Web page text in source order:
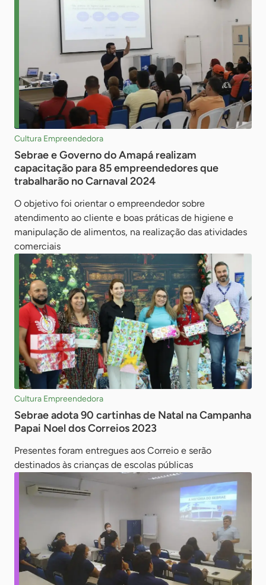
Cultura Empreendedora
Sebrae e Governo do Amapá realizam
capacitação para 85 empreendedores que
trabalharão no Carnaval 2024
O objetivo foi orientar o empreendedor sobre
atendimento ao cliente e boas práticas de higiene e
manipulação de alimentos, na realização das atividades
comerciais
Cultura Empreendedora
Sebrae adota 90 cartinhas de Natal na Campanha
Papai Noel dos Correios 2023
Presentes foram entregues aos Correio e serão
destinados às crianças de escolas públicas